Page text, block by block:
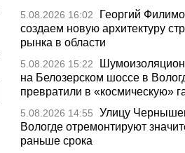
5.08.2026 16:02
Георгий
создаем новую архитектуру
рынка в области
5.08.2026 15:22
на Белозерском шоссе в
превратили в «космическую»
5.08.2026 14:55
Улицу
Вологде отремонтируют
раньше срока